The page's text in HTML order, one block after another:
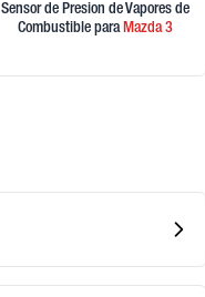
Sensor de Presion de Vapores de
Combustible para Mazda3